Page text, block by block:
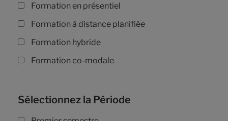
Formation en présentiel
Formation à distance planifiée
Formation hybride
Formation co-modale
Sélectionnez la Période